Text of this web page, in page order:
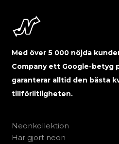
Med över 5 000 nöjda
Company ett Google-betyg
garanterar alltid den bästa
tillförlitligheten.
Neonkollektion
Har gjort neon